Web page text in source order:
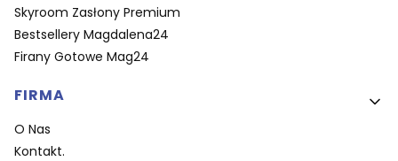
Skyroom Zasłony Premium
Bestsellery Magdalena24
Firany Gotowe Mag24
FIRMA
O Nas
Kontakt.